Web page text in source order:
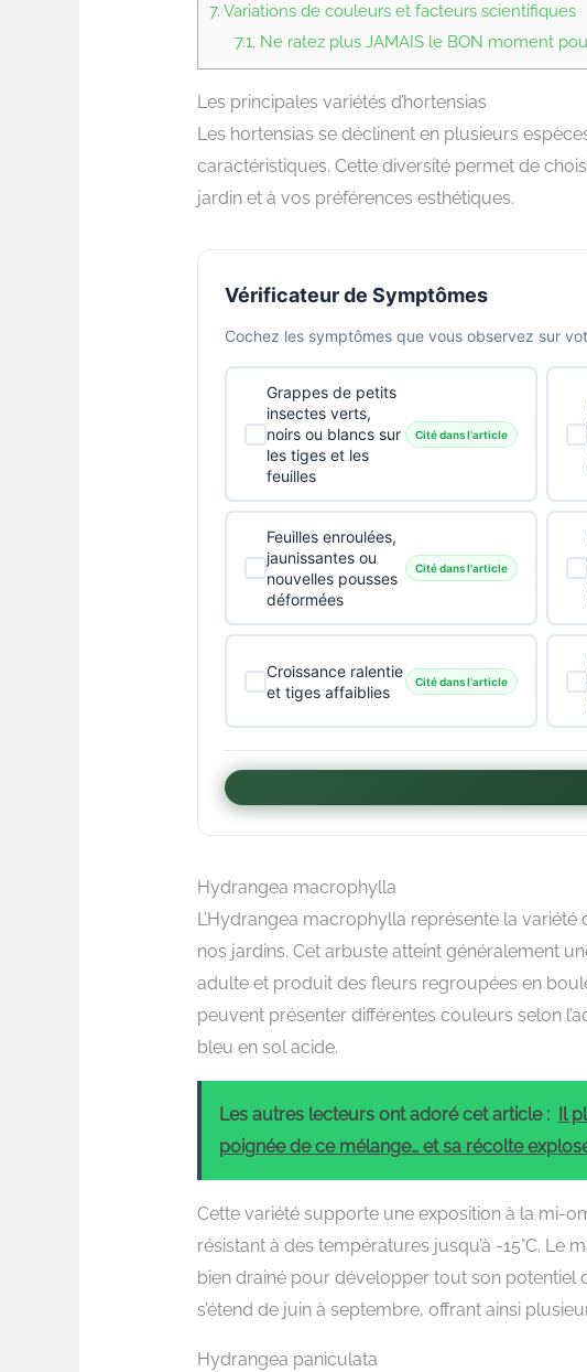
7. Variations de couleurs et facteurs scientifiques
7.1. Ne ratez plus JAMAIS le BON moment
Les principales variétés d’hortensias
Les hortensias se déclinent en plusieurs
caractéristiques. Cette diversité permet de
jardin et à vos préférences esthétiques.
Vérificateur de Symptômes
Cochez les symptômes que vous observez sur
Grappes de petits
insectes verts,
noirs ou blancs sur
les tiges et les
feuilles
Cité dans l'article
Feuilles enroulées,
jaunissantes ou
nouvelles pousses
déformées
Cité dans l'article
Croissance ralentie
et tiges affaiblies
Cité dans l'article
Hydrangea macrophylla
L’Hydrangea macrophylla représente la variété
nos jardins. Cet arbuste atteint généralement
adulte et produit des fleurs regroupées en
peuvent présenter différentes couleurs selon
bleu en sol acide.
Les autres lecteurs ont adoré cet article :
Il
poignée de ce mélange… et sa récolte
Cette variété supporte une exposition à la mi-
résistant à des températures jusqu’à -15°C. Le
bien drainé pour développer tout son potentiel
s’étend de juin à septembre, offrant ainsi
Hydrangea paniculata